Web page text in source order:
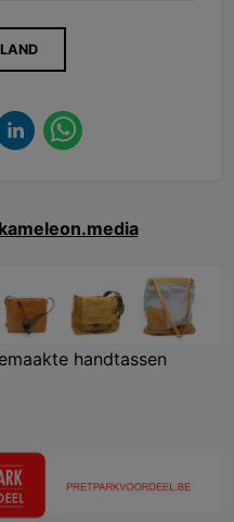
kameleon.media
handtassen